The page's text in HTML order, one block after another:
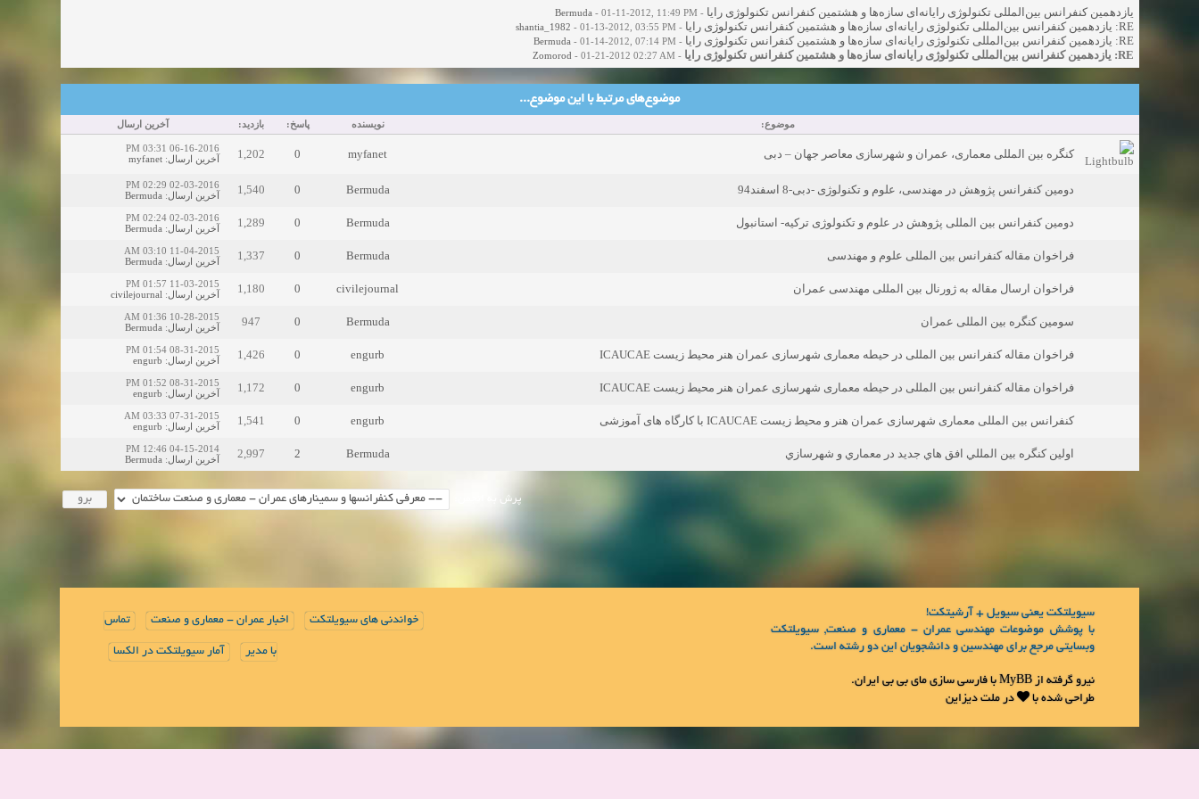
يازدهمين کنفرانس بين‌المللی تکنولوژی رايانه‌ای سازه‌ها و هشتمين کنفرانس تکنولوژی رايا -
Bermuda - 01-11-2012, 11:49 PM
RE: يازدهمين کنفرانس بين‌المللی تکنولوژی رايانه‌ای سازه‌ها و هشتمين کنفرانس تکنولوژی رايا -
shantia_1982 - 01-13-2012, 03:55 PM
RE: يازدهمين کنفرانس بين‌المللی تکنولوژی رايانه‌ای سازه‌ها و هشتمين کنفرانس تکنولوژی رايا -
Bermuda - 01-14-2012, 07:14 PM
RE: يازدهمين کنفرانس بين‌المللی تکنولوژی رايانه‌ای سازه‌ها و هشتمين کنفرانس تکنولوژی رايا -
Zomorod - 01-21-2012 02:27 AM
موضوع‌های مرتبط با این موضوع...
موضوع: نویسنده پاسخ: بازدید: آخرین ارسال
کنگره بین المللی معماری، عمران و شهرسازی معاصر جهان – دبی myfanet
0
1,202
06-16-2016 03:31 PM
آخرین ارسال:
myfanet
دومین کنفرانس پژوهش در مهندسی، علوم و تکنولوژی -دبی-8 اسفند94 Bermuda
0
1,540
02-03-2016 02:29 PM
آخرین ارسال:
Bermuda
دومین کنفرانس بین المللی پژوهش در علوم و تکنولوژی ترکیه- استانبول Bermuda
0
1,289
02-03-2016 02:24 PM
آخرین ارسال:
Bermuda
فراخوان مقاله کنفرانس بین المللی علوم و مهندسی Bermuda
0
1,337
11-04-2015 03:10 AM
آخرین ارسال:
Bermuda
فراخوان ارسال مقاله به ژورنال بین المللی مهندسی عمران civilejournal
0
1,180
11-03-2015 01:57 PM
آخرین ارسال:
civilejournal
سومین کنگره بین المللی عمران Bermuda
0
947
10-28-2015 01:36 AM
آخرین ارسال:
Bermuda
فراخوان مقاله کنفرانس بین المللی در حیطه معماری شهرسازی عمران هنر محیط زیست ICAUCAE engurb
0
1,426
08-31-2015 01:54 PM
آخرین ارسال:
engurb
فراخوان مقاله کنفرانس بین المللی در حیطه معماری شهرسازی عمران هنر محیط زیست ICAUCAE engurb
0
1,172
08-31-2015 01:52 PM
آخرین ارسال:
engurb
کنفرانس بین المللی معماری شهرسازی عمران هنر و محیط زیست ICAUCAE با کارگاه های آموزشی engurb
0
1,541
07-31-2015 03:33 AM
آخرین ارسال:
engurb
اولين كنگره بين المللي افق هاي جديد در معماري و شهرسازي Bermuda
2
2,997
04-15-2014 12:46 PM
آخرین ارسال:
Bermuda
پرش به انجمن:
سیویلتکت یعنی سیویل + آرشیتکت!
با پوشش موضوعات مهندسی عمران - معماری و صنعت, سیویلتکت
وبسایتی مرجع برای مهندسین و دانشجویان این دو رشته است.
نیرو گرفته ازMyBB با فارسی سازیمای بی بی ایران.
طراحی شده با
درملت دیزاین
خواندنی های سیویلتکت اخبار عمران - معماری و صنعت تماس
با مدیر آمار سیویلتکت در الکسا